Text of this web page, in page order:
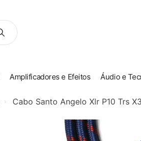
Amplificadores e Efeitos Áudio e
Cabo Santo Angelo Xlr P10 Trs